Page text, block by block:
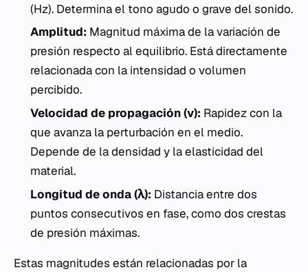
(Hz). Determina el tono agudo o grave del sonido.
Amplitud: Magnitud máxima de la variación de
presión respecto al equilibrio. Está directamente
relacionada con la intensidad o volumen
percibido.
Velocidad de propagación (v): Rapidez con la
que avanza la perturbación en el medio.
Depende de la densidad y la elasticidad del
material.
Longitud de onda (λ): Distancia entre dos
puntos consecutivos en fase, como dos crestas
de presión máximas.
Estas magnitudes están relacionadas por la